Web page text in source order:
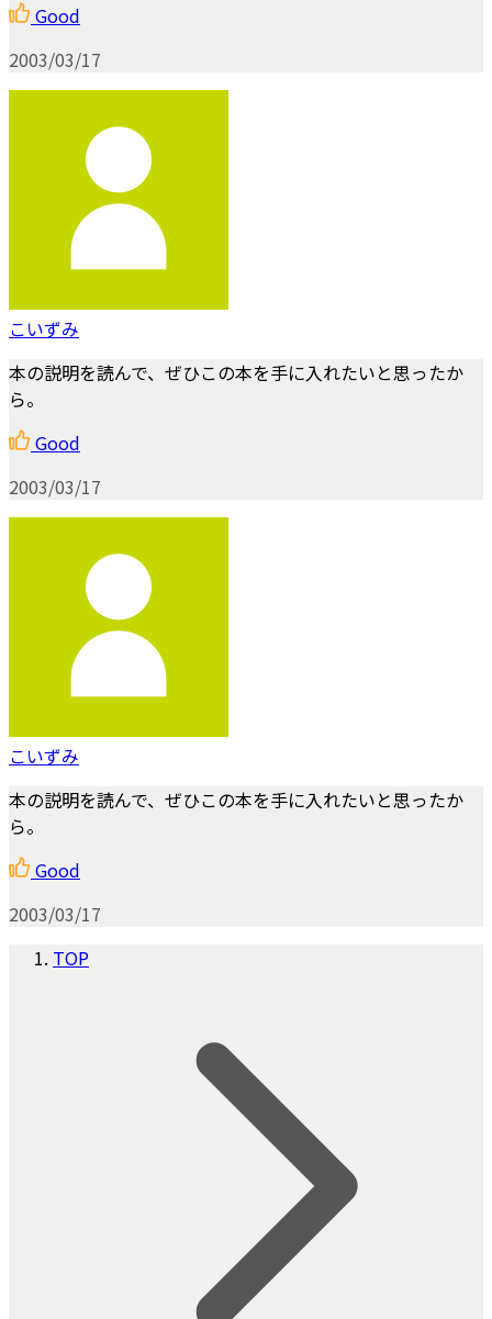
Good
2003/03/17
こいずみ
本の説明を読んで、ぜひこの本を手に入れたいと思ったか
ら。
Good
2003/03/17
こいずみ
本の説明を読んで、ぜひこの本を手に入れたいと思ったか
ら。
Good
2003/03/17
TOP